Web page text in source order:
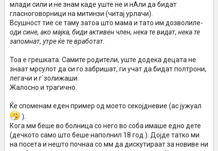
млади сили и не знам каде уште не и нАли да бидат
гласноговорници на митинзи (читај урлачи).
Всушност тие се таму затоа што мама и тато им дозволиле-
оди сине, ако мајка, биди активен член, нека те видат, нека те
запомнат, утре ќе те вработат.
Тоа е грешката. Самите родители, уште додека децата не
знаат мрсулот да си го забришат, ги учат да бидат полтрони,
легачи и г`золижаши.
Жалосно и трагично.
Ќе споменам еден пример од моето секојдневие (ас јужуал
).
Кога мм беше во болница со него во соба имаше едно дете
(дечкото само што беше наполнил 18 год.). Дојде татко ми
на посета и нешто почнаа со мм да дискутираат за новиве ни